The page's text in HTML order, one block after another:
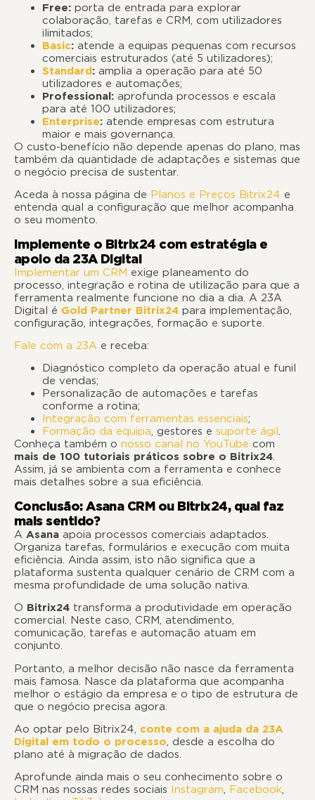
Free: porta de entrada para explorar
colaboração, tarefas e CRM, com utilizadores
ilimitados;
Basic: atende a equipas pequenas com recursos
comerciais estruturados (até 5 utilizadores);
Standard: amplia a operação para até 50
utilizadores e automações;
Professional: aprofunda processos e escala
para até 100 utilizadores;
Enterprise: atende empresas com estrutura
maior e mais governança.
O custo-benefício não depende apenas do plano, mas
também da quantidade de adaptações e sistemas que
o negócio precisa de sustentar.
Aceda à nossa página de Planos e Preços Bitrix24 e
entenda qual a configuração que melhor acompanha
o seu momento.
Implemente o Bitrix24 com estratégia e
apoio da 23A Digital
Implementar um CRM exige planeamento do
processo, integração e rotina de utilização para que a
ferramenta realmente funcione no dia a dia. A 23A
Digital é Gold Partner Bitrix24 para implementação,
configuração, integrações, formação e suporte.
Fale com a 23A e receba:
Diagnóstico completo da operação atual e funil
de vendas;
Personalização de automações e tarefas
conforme a rotina;
Integração com ferramentas essenciais;
Formação da equipa, gestores e suporte ágil .
Conheça também o nosso canal no YouTube com
mais de 100 tutoriais práticos sobre o Bitrix24.
Assim, já se ambienta com a ferramenta e conhece
mais detalhes sobre a sua eficiência.
Conclusão: Asana CRM ou Bitrix24, qual faz
mais sentido?
A Asana apoia processos comerciais adaptados.
Organiza tarefas, formulários e execução com muita
eficiência. Ainda assim, isto não significa que a
plataforma sustenta qualquer cenário de CRM com a
mesma profundidade de uma solução nativa.
O Bitrix24 transforma a produtividade em operação
comercial. Neste caso, CRM, atendimento,
comunicação, tarefas e automação atuam em
conjunto.
Portanto, a melhor decisão não nasce da ferramenta
mais famosa. Nasce da plataforma que acompanha
melhor o estágio da empresa e o tipo de estrutura de
que o negócio precisa agora.
Ao optar pelo Bitrix24, conte com a ajuda da 23A
Digital em todo o processo, desde a escolha do
plano até à migração de dados.
Aprofunde ainda mais o seu conhecimento sobre o
CRM nas nossas redes sociais
Instagram, Facebook,